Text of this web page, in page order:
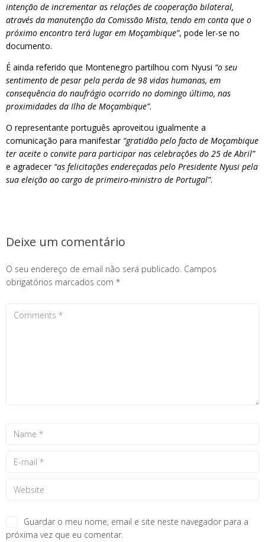
intenção de incrementar as relações de cooperação bilateral,
através da manutenção da Comissão Mista, tendo em conta que o
próximo encontro terá lugar em Moçambique”, pode ler-se no
documento.
É ainda referido que Montenegro partilhou com Nyusi “o seu
sentimento de pesar pela perda de 98 vidas humanas, em
consequência do naufrágio ocorrido no domingo último, nas
proximidades da Ilha de Moçambique”.
O representante português aproveitou igualmente a
comunicação para manifestar “gratidão pelo facto de Moçambique
ter aceite o convite para participar nas celebrações do 25 de Abril”
e agradecer “as felicitações endereçadas pelo Presidente Nyusi pela
sua eleição ao cargo de primeiro-ministro de Portugal”.
Deixe um comentário
O seu endereço de email não será publicado. Campos
obrigatórios marcados com *
Guardar o meu nome, email e site neste navegador para a
próxima vez que eu comentar.